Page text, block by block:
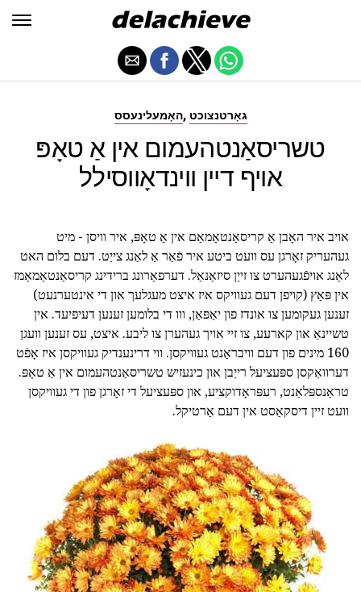
האָמעלינעסס, גאָרטנצוכט
טשריסאַנטהעמום אין אַ טאָפּ
אויף דיין ווינדאָווסילל
אויב איר האָבן אַ קריסאַנטאַמאַם אין אַ טאָפּ, איר וויסן - מיט
געהעריק זאָרגן עס וועט ביטע איר פֿאַר אַ לאַנג צייַט. דעם בלום האט
לאַנג אויפֿגעהערט צו זייַן סיזאַנאַל. דערפאַרונג ברידינג קריסאַנטאַמאַמז
אין פּאַץ (קויפן דעם געוויקס איז איצט מעגלעך און די אינטערנעט)
זענען געקומען צו אונדז פון יאַפּאַן, ווו די בלומען זענען דעיפיעד. אין
טשיינאַ און קארעע, צו זיי אויך געהערן צו ליבע. איצט, עס זענען וועגן
160 מינים פון דעם וויבראַנט געוויקסן. ווי דרינענדיק געוויקסן איז אָפֿט
דערוואַקסן ספּעציעל רייַבן און כינעזיש טשריסאַנטהעמום אין אַ טאָפּ.
טראַנספּלאַנט, רעפּראָדוקציע, און ספּעציעל די זאָרגן פון די געוויקסן
וועט זיין דיסקאַסט אין דעם אַרטיקל.